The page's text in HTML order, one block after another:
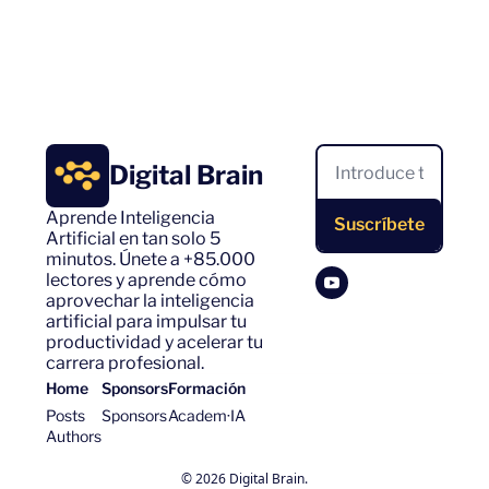
Digital Brain
Aprende Inteligencia
Artificial en tan solo 5
minutos. Únete a +85.000
lectores y aprende cómo
aprovechar la inteligencia
artificial para impulsar tu
productividad y acelerar tu
carrera profesional.
Suscríbete
Home
Posts
Authors
Sponsors
Sponsors
Formación
Academ·IA
© 2026 Digital Brain.